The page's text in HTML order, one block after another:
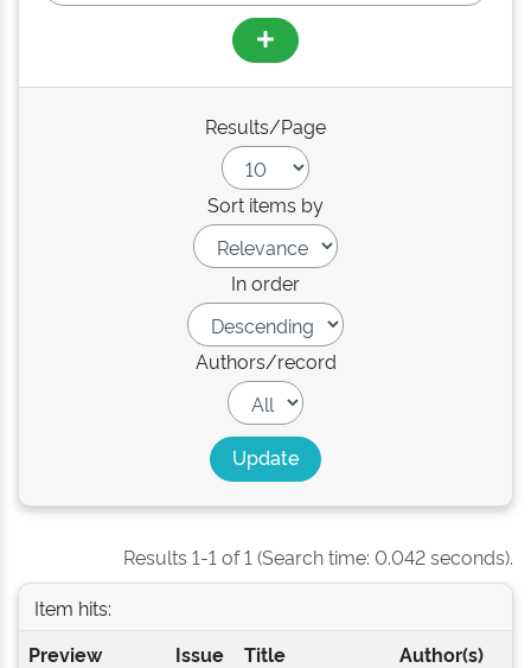
Results/Page
Sort items by
In order
Authors/record
Results 1-1 of 1 (Search time: 0.042 seconds).
Item hits:
Preview
Issue
Title Author(s)